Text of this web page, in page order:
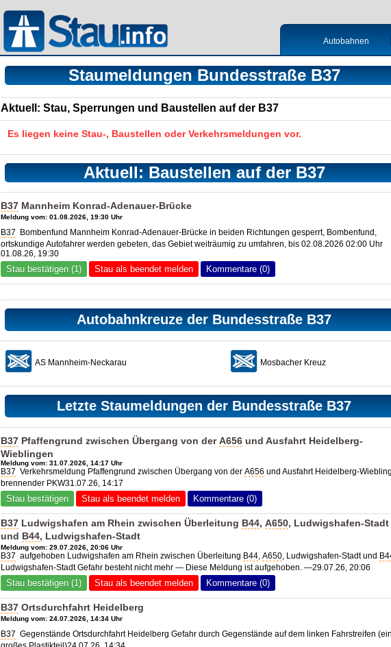
Autobahnen
Staumeldungen Bundesstraße B37
Aktuell: Stau, Sperrungen und Baustellen auf der B37
Es liegen keine Stau-, Baustellen oder Verkehrsmeldungen vor.
Aktuell: Baustellen auf der B37
B37 Mannheim Konrad-Adenauer-Brücke
Meldung vom: 01.08.2026, 19:30 Uhr
B37 Bombenfund Mannheim Konrad-Adenauer-Brücke in beiden Richtungen gesperrt, Bombenfund,
ortskundige Autofahrer werden gebeten, das Gebiet weiträumig zu umfahren, bis 02.08.2026 02:00 Uhr
01.08.26, 19:30
Stau bestätigen (1) Stau als beendet melden Kommentare (0)
Autobahnkreuze der Bundesstraße B37
AS Mannheim-Neckarau Mosbacher Kreuz
Letzte Staumeldungen der Bundesstraße B37
B37 Pfaffengrund zwischen Übergang von derA656 und Ausfahrt Heidelberg-
Wieblingen
Meldung vom: 31.07.2026, 14:17 Uhr
B37 Verkehrsmeldung Pfaffengrund zwischen Übergang von der A656 und Ausfahrt Heidelberg-
brennender PKW31.07.26, 14:17
Stau bestätigen Stau als beendet melden Kommentare (0)
B37 Ludwigshafen am Rhein zwischen Überleitung B44, A650, Ludwigshafen-Stadt
und B44, Ludwigshafen-Stadt
Meldung vom: 29.07.2026, 20:06 Uhr
B37 aufgehoben Ludwigshafen am Rhein zwischen Überleitung B44, A650, Ludwigshafen-Stadt und
Ludwigshafen-Stadt Gefahr besteht nicht mehr — Diese Meldung ist aufgehoben. —29.07.26, 20:06
Stau bestätigen (1) Stau als beendet melden Kommentare (0)
B37 Ortsdurchfahrt Heidelberg
Meldung vom: 24.07.2026, 14:34 Uhr
B37 Gegenstände Ortsdurchfahrt Heidelberg Gefahr durch Gegenstände auf dem linken Fahrstreifen (ein